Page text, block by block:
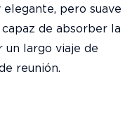
pero suave
de absorber la
un largo viaje de
reunión.